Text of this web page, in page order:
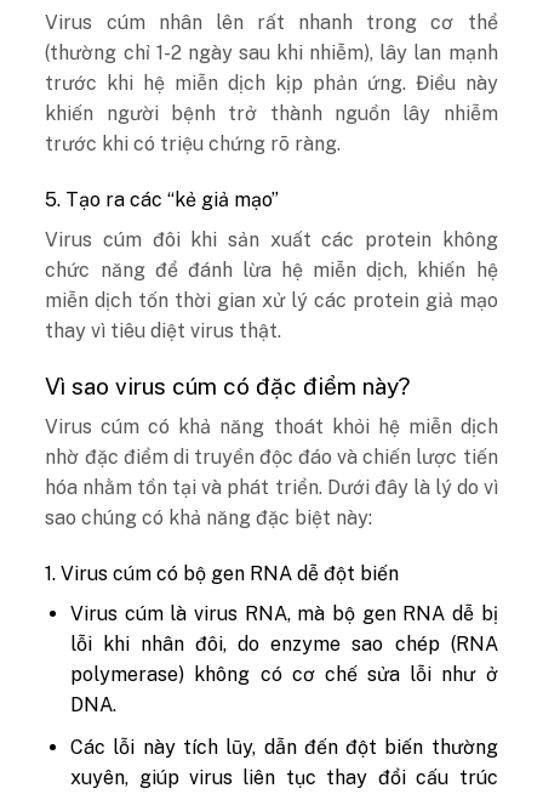
Virus cúm nhân lên rất nhanh trong cơ thể
(thường chỉ 1-2 ngày sau khi nhiễm), lây lan mạnh
trước khi hệ miễn dịch kịp phản ứng. Điều này
khiến người bệnh trở thành nguồn lây nhiễm
trước khi có triệu chứng rõ ràng.
5. Tạo ra các “kẻ giả mạo”
Virus cúm đôi khi sản xuất các protein không
chức năng để đánh lừa hệ miễn dịch, khiến hệ
miễn dịch tốn thời gian xử lý các protein giả mạo
thay vì tiêu diệt virus thật.
Vì sao virus cúm có đặc điểm này?
Virus cúm có khả năng thoát khỏi hệ miễn dịch
nhờ đặc điểm di truyền độc đáo và chiến lược tiến
hóa nhằm tồn tại và phát triển. Dưới đây là lý do vì
sao chúng có khả năng đặc biệt này:
1. Virus cúm có bộ gen RNA dễ đột biến
Virus cúm là virus RNA, mà bộ gen RNA dễ bị
lỗi khi nhân đôi, do enzyme sao chép (RNA
polymerase) không có cơ chế sửa lỗi như ở
DNA.
Các lỗi này tích lũy, dẫn đến đột biến thường
xuyên, giúp virus liên tục thay đổi cấu trúc